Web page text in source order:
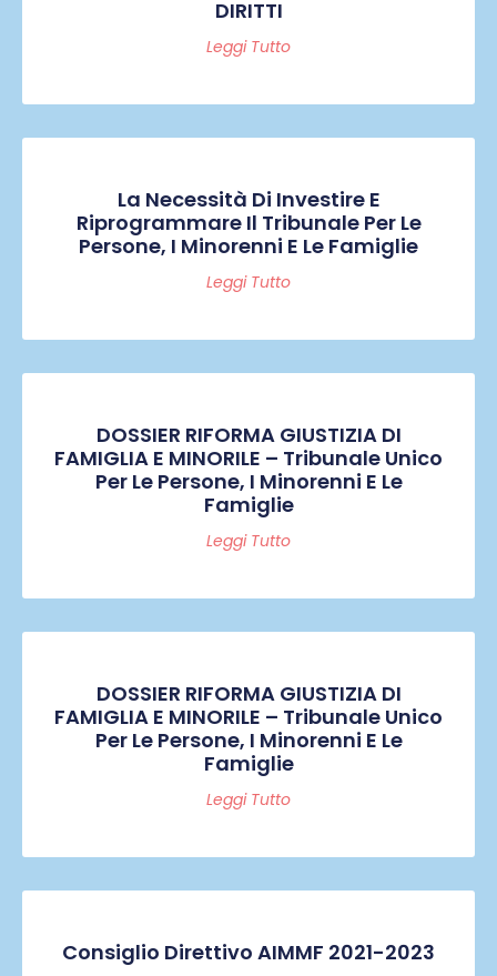
DIRITTI
Leggi Tutto
La Necessità Di Investire E
Riprogrammare Il Tribunale Per Le
Persone, I Minorenni E Le Famiglie
Leggi Tutto
DOSSIER RIFORMA GIUSTIZIA DI
FAMIGLIA E MINORILE – Tribunale Unico
Per Le Persone, I Minorenni E Le
Famiglie
Leggi Tutto
DOSSIER RIFORMA GIUSTIZIA DI
FAMIGLIA E MINORILE – Tribunale Unico
Per Le Persone, I Minorenni E Le
Famiglie
Leggi Tutto
Consiglio Direttivo AIMMF 2021-2023